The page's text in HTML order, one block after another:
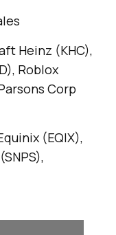
Heinz (KHC),
Roblox
Corp
(EQIX),